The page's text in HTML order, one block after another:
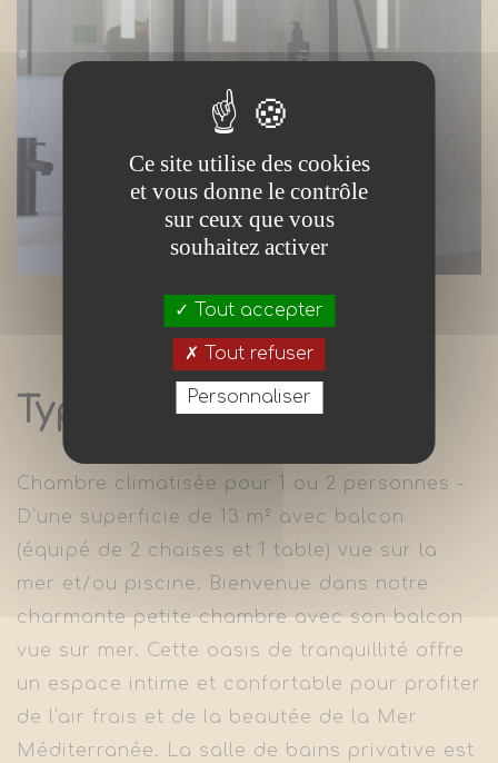
Type S (small)
Chambre climatisée pour 1 ou 2 personnes -
D'une superficie de 13 m² avec balcon
(équipé de 2 chaises et 1 table) vue sur la
mer et/ou piscine.
Bienvenue dans notre
charmante petite chambre avec son balcon
vue sur mer. Cette oasis de tranquillité offre
un espace intime et confortable pour profiter
de l'air frais et de la beautée de la Mer
Méditerranée. La salle de bains privative est
Ce site utilise des cookies
et vous donne le contrôle
sur ceux que vous
souhaitez activer
Tout accepter
Tout refuser
Personnaliser